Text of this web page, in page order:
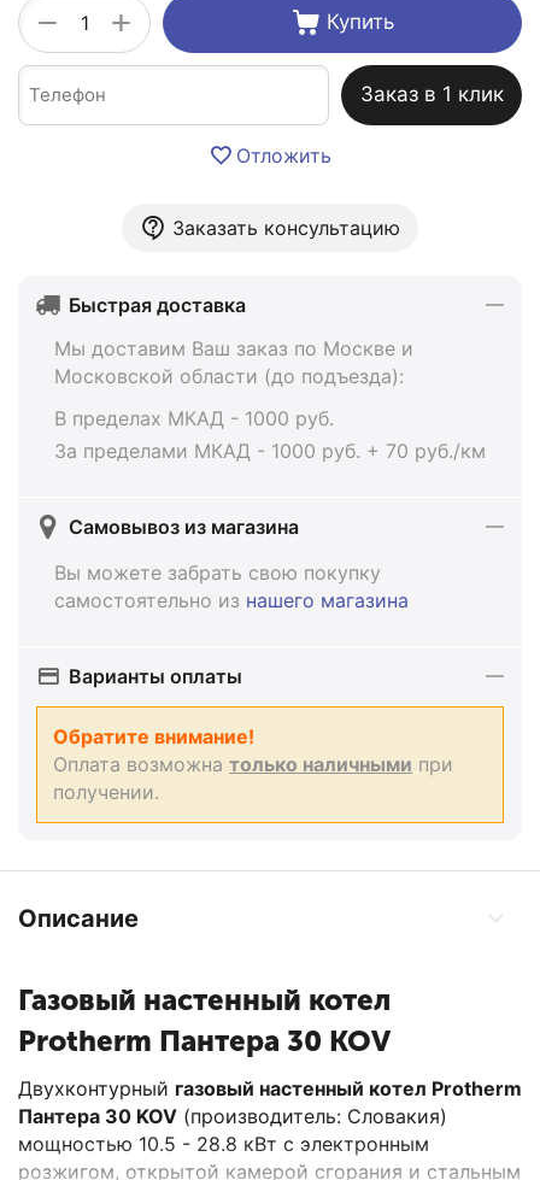
+
− Купить
Заказ в 1 клик
Отложить
Заказать консультацию
Быстрая доставка
Мы доставим Ваш заказ по Москве и
Московской области (до подъезда):
В пределах МКАД - 1000 руб.
За пределами МКАД - 1000 руб. + 70 руб./км
Самовывоз из магазина
Вы можете забрать свою покупку
самостоятельно из нашего магазина
Варианты оплаты
Обратите внимание!
Оплата возможна только наличными при
получении.
Описание
Газовый настенный котел
Protherm Пантера 30 KOV
Двухконтурный газовый настенный котел Protherm
Пантера 30 KOV (производитель: Словакия)
мощностью 10.5 - 28.8 кВт с электронным
розжигом, открытой камерой сгорания и стальным